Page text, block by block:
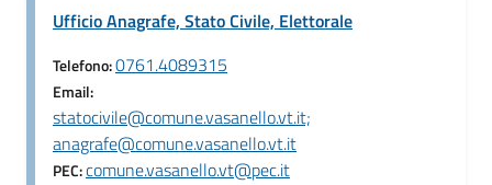
Ufficio Anagrafe, Stato Civile, Elettorale
Telefono:0761.4089315
Email:
statocivile@comune.vasanello.vt.it;
anagrafe@comune.vasanello.vt.it
PEC:comune.vasanello.vt@pec.it